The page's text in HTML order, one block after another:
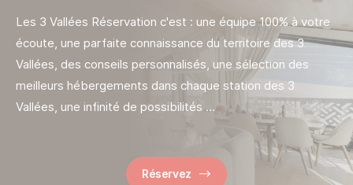
Les 3 Vallées Réservation c'est : une équipe 100% à votre
écoute, une parfaite connaissance du territoire des 3
Vallées, des conseils personnalisés, une sélection des
meilleurs hébergements dans chaque station des 3
Vallées, une infinité de possibilités ...
Réservez